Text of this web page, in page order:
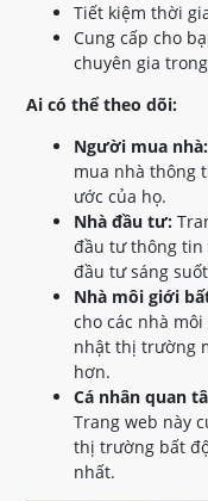
Tiết kiệm thời
Cung cấp cho
chuyên gia
Ai có thể theo dõi:
Người mua nhà:
mua nhà thông
ước của họ.
Nhà đầu tư:
đầu tư thông tin
đầu tư sáng
Nhà môi giới
cho các nhà
nhật thị trường
hơn.
Cá nhân quan
Trang web này
thị trường bất
nhất.